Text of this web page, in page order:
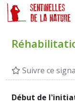
Suivre ce
Début de
Panneau de gestion